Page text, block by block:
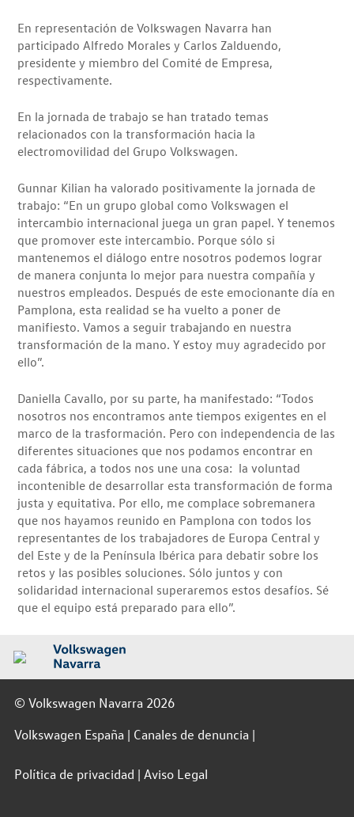
En representación de Volkswagen Navarra han
participado Alfredo Morales y Carlos Zalduendo,
presidente y miembro del Comité de Empresa,
respectivamente.
En la jornada de trabajo se han tratado temas
relacionados con la transformación hacia la
electromovilidad del Grupo Volkswagen.
Gunnar Kilian ha valorado positivamente la jornada de
trabajo: “En un grupo global como Volkswagen el
intercambio internacional juega un gran papel. Y tenemos
que promover este intercambio. Porque sólo si
mantenemos el diálogo entre nosotros podemos lograr
de manera conjunta lo mejor para nuestra compañía y
nuestros empleados. Después de este emocionante día en
Pamplona, esta realidad se ha vuelto a poner de
manifiesto. Vamos a seguir trabajando en nuestra
transformación de la mano. Y estoy muy agradecido por
ello”.
Daniella Cavallo, por su parte, ha manifestado: “Todos
nosotros nos encontramos ante tiempos exigentes en el
marco de la trasformación. Pero con independencia de las
diferentes situaciones que nos podamos encontrar en
cada fábrica, a todos nos une una cosa: la voluntad
incontenible de desarrollar esta transformación de forma
justa y equitativa. Por ello, me complace sobremanera
que nos hayamos reunido en Pamplona con todos los
representantes de los trabajadores de Europa Central y
del Este y de la Península Ibérica para debatir sobre los
retos y las posibles soluciones. Sólo juntos y con
solidaridad internacional superaremos estos desafíos. Sé
que el equipo está preparado para ello”.
© Volkswagen Navarra 2026
Volkswagen España
Canales de denuncia
Política de privacidad Aviso Legal